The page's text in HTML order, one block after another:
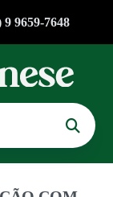
9 9659-7648